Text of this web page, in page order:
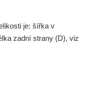
je: šířka v
zadní strany (D), viz